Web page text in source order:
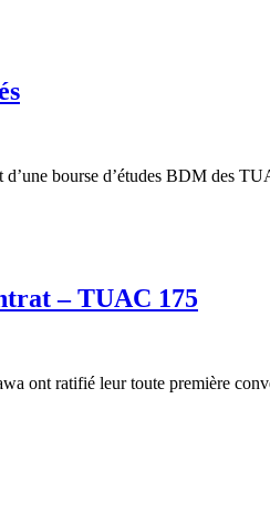
bourse d’études BDM des
– TUAC 175
ont ratifié leur toute première